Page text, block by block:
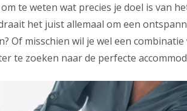
te weten wat precies je doel is van
het juist allemaal om een
Of misschien wil je wel een combinatie
te zoeken naar de perfecte